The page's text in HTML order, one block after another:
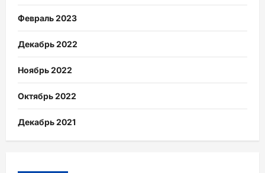
Февраль 2023
Декабрь 2022
Ноябрь 2022
Октябрь 2022
Декабрь 2021